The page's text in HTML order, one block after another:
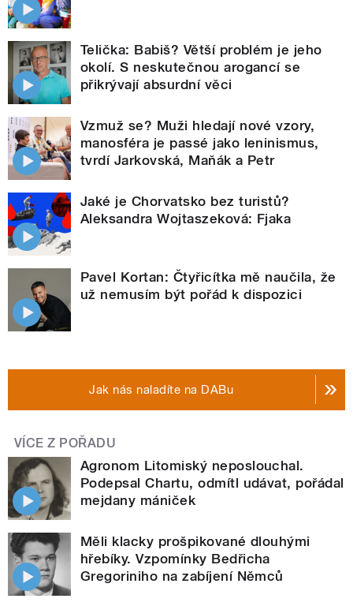
Telička: Babiš? Větší problém je jeho
okolí. S neskutečnou arogancí se
přikrývají absurdní věci
Vzmuž se? Muži hledají nové vzory,
manosféra je passé jako leninismus,
tvrdí Jarkovská, Maňák a Petr
Jaké je Chorvatsko bez turistů?
Aleksandra Wojtaszeková: Fjaka
Pavel Kortan: Čtyřicítka mě naučila, že
už nemusím být pořád k dispozici
Jak nás naladíte na DABu
VÍCE Z POŘADU
Agronom Litomiský neposlouchal.
Podepsal Chartu, odmítl udávat, pořádal
mejdany mániček
Měli klacky prošpikované dlouhými
hřebíky. Vzpomínky Bedřicha
Gregoriniho na zabíjení Němců